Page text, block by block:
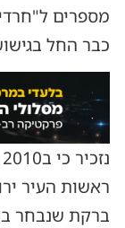
מספרים
כבר החל
ראשות העיר
ברקת שנבחר